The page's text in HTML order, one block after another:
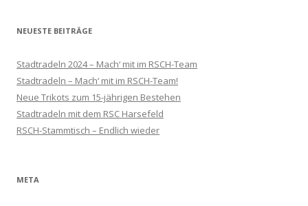
NEUESTE BEITRÄGE
Stadtradeln 2024 – Mach‘ mit im RSCH-Team
Stadtradeln – Mach‘ mit im RSCH-Team!
Neue Trikots zum 15-jährigen Bestehen
Stadtradeln mit dem RSC Harsefeld
RSCH-Stammtisch – Endlich wieder
META